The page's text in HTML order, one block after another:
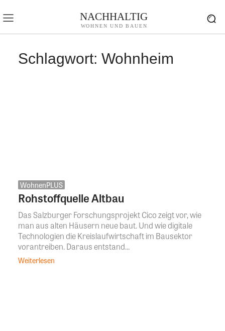
NACHHALTIG
WOHNEN UND BAUEN
Schlagwort: Wohnheim
WohnenPLUS
Rohstoffquelle Altbau
Das Salzburger Forschungsprojekt Cico zeigt vor, wie
man aus alten Häusern neue baut. Und wie digitale
Technologien die Kreislaufwirtschaft im Bausektor
vorantreiben. Daraus entstand...
Weiterlesen